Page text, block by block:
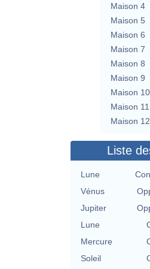
Maison 4
Maison 5
Maison 6
Maison 7
Maison 8
Maison 9
Maison 10
Maison 11
Maison 12
Liste
Lune
Vénus
Jupiter
Lune
Mercure
Soleil